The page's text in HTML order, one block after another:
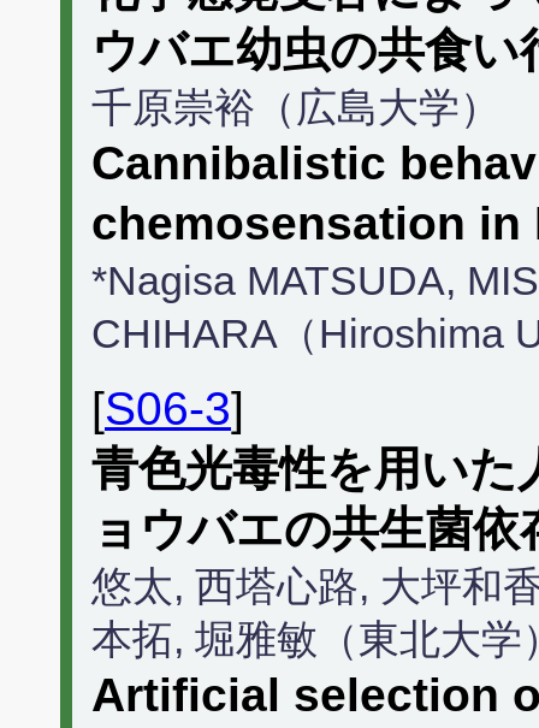
ウバエ幼虫の共食い
千原崇裕（広島大学）
Cannibalistic
chemosensation in
*Nagisa MATSUDA,
CHIHARA（Hiroshima
[S06-3]
青色光毒性を用いた
ョウバエの共生菌
悠太, 西塔心路, 大坪和
本拓, 堀雅敏（東北大学
Artificial selection